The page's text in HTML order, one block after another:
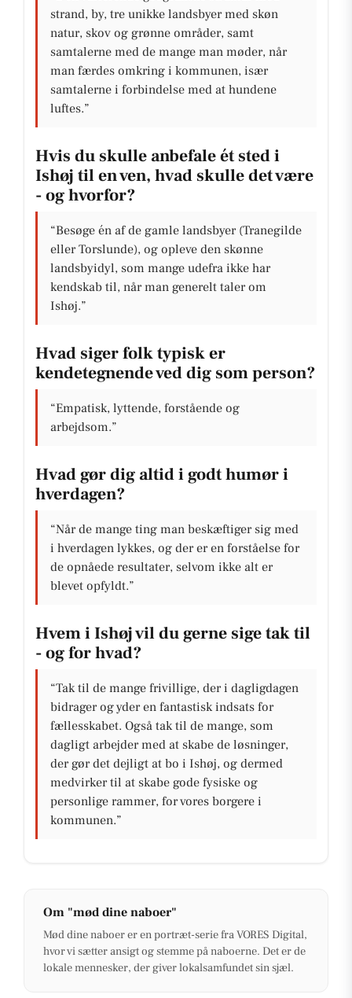
strand, by, tre unikke landsbyer med skøn
natur, skov og grønne områder, samt
samtalerne med de mange man møder, når
man færdes omkring i kommunen, især
samtalerne i forbindelse med at hundene
luftes.”
Hvis du skulle anbefale ét sted i
Ishøj til en ven, hvad skulle det være
- og hvorfor?
“Besøge én af de gamle landsbyer (Tranegilde
eller Torslunde), og opleve den skønne
landsbyidyl, som mange udefra ikke har
kendskab til, når man generelt taler om
Ishøj.”
Hvad siger folk typisk er
kendetegnende ved dig som person?
“Empatisk, lyttende, forstående og
arbejdsom.”
Hvad gør dig altid i godt humør i
hverdagen?
“Når de mange ting man beskæftiger sig med
i hverdagen lykkes, og der er en forståelse for
de opnåede resultater, selvom ikke alt er
blevet opfyldt.”
Hvem i Ishøj vil du gerne sige tak til
- og for hvad?
“Tak til de mange frivillige, der i dagligdagen
bidrager og yder en fantastisk indsats for
fællesskabet. Også tak til de mange, som
dagligt arbejder med at skabe de løsninger,
der gør det dejligt at bo i Ishøj, og dermed
medvirker til at skabe gode fysiske og
personlige rammer, for vores borgere i
kommunen.”
Om "mød dine naboer"
Mød dine naboer er en portræt-serie fra VORES Digital,
hvor vi sætter ansigt og stemme på naboerne. Det er de
lokale mennesker, der giver lokalsamfundet sin sjæl.